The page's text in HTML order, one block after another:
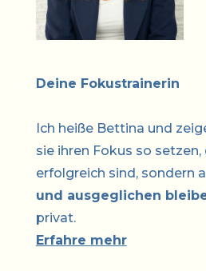
Deine Fokustrainerin
Ich heiße Bettina und
sie ihren Fokus so
erfolgreich sind, sondern
und ausgeglichen
privat.
Erfahre mehr